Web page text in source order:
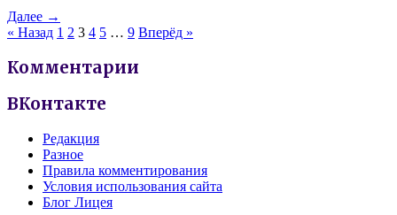
Далее →
« Назад 1 2 3 4 5 … 9 Вперёд »
Комментарии
ВКонтакте
Редакция
Разное
Правила комментирования
Условия использования сайта
Блог Лицея